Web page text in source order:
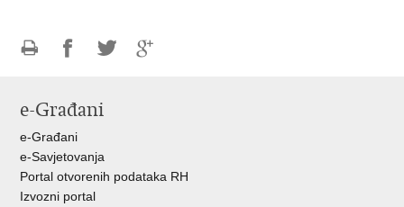
FacebookuTwitteru
e-Građani
e-Građani
e-Savjetovanja
Portal otvorenih podataka RH
Izvozni portal